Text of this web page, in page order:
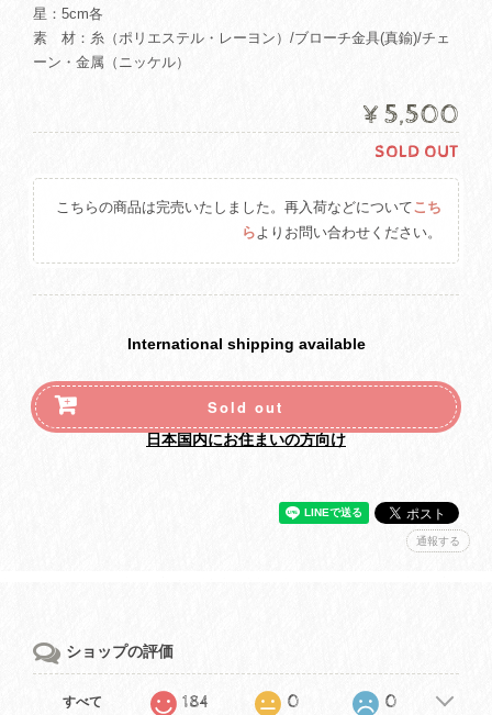
星：5cm各
素 材：糸（ポリエステル・レーヨン）/ブローチ金具(真鍮)/チェ
ーン・金属（ニッケル）
¥5,500
SOLD OUT
こちらの商品は完売いたしました。再入荷などについてこち
らよりお問い合わせください。
International shipping available
Sold out
日本国内にお住まいの方向け
通報する
ショップの評価
すべて 184 0 0